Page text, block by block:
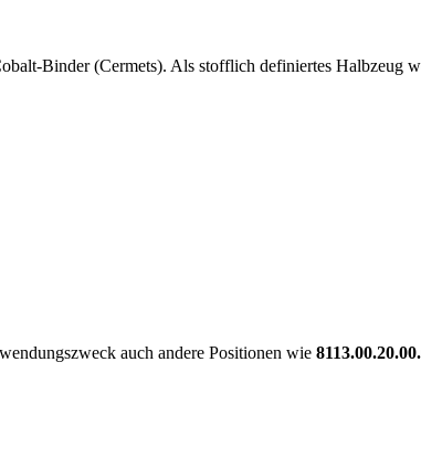
Binder (Cermets). Als stofflich definiertes Halbzeug
auch andere Positionen wie